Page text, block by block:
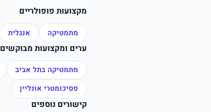
מקצועות פופולריים
מתמטיקה אנגלית
ערים ומקצועות מבוקשים
מתמטיקה בתל אביב
פסיכומטרי אונליין
קישורים נוספים